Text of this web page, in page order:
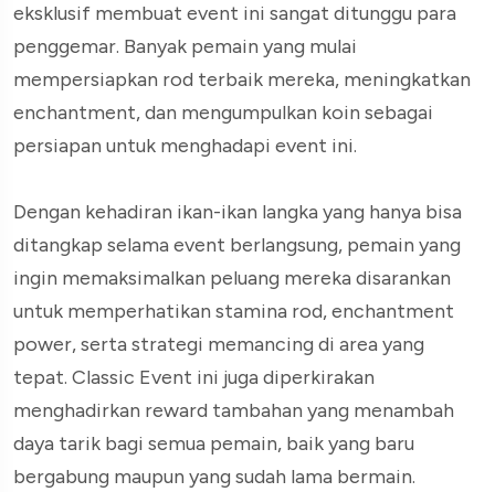
eksklusif membuat event ini sangat ditunggu para
penggemar. Banyak pemain yang mulai
mempersiapkan rod terbaik mereka, meningkatkan
enchantment, dan mengumpulkan koin sebagai
persiapan untuk menghadapi event ini.
Dengan kehadiran ikan-ikan langka yang hanya bisa
ditangkap selama event berlangsung, pemain yang
ingin memaksimalkan peluang mereka disarankan
untuk memperhatikan stamina rod, enchantment
power, serta strategi memancing di area yang
tepat. Classic Event ini juga diperkirakan
menghadirkan reward tambahan yang menambah
daya tarik bagi semua pemain, baik yang baru
bergabung maupun yang sudah lama bermain.